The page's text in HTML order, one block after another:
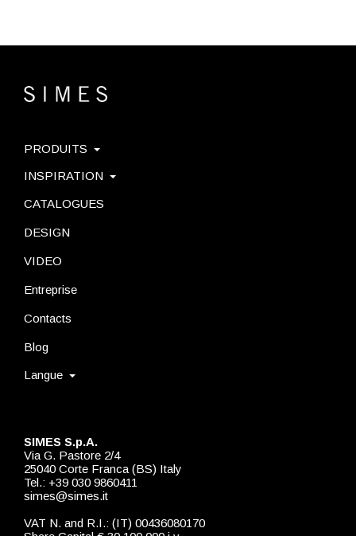
SIMES S.p.A.
Via G. Pastore 2/4
25040 Corte Franca (BS) Italy
Tel.: +39 030 9860411
simes@simes.it
VAT N. and R.I.: (IT) 00436080170
PRODUITS
INSPIRATION
CATALOGUES
DESIGN
VIDEO
Entreprise
Contacts
Blog
Langue